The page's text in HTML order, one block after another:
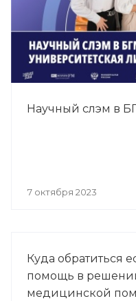
Научный слэм в
7 октября 2023
Куда обратиться
помощь в
медицинской